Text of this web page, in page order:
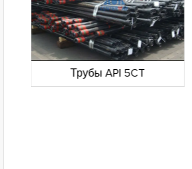
Трубы API 5CT